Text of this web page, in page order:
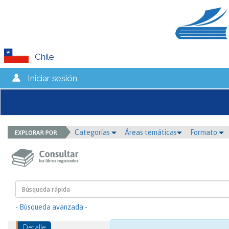
Chile
Iniciar sesión
Categorías Áreas temáticas Formato
- Búsqueda avanzada -